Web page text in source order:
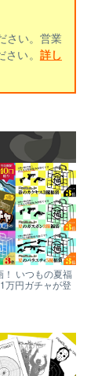
さい。営業
い。 詳し
！ いつもの夏福
万円ガチャが登